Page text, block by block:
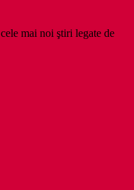
mai noi ştiri legate de